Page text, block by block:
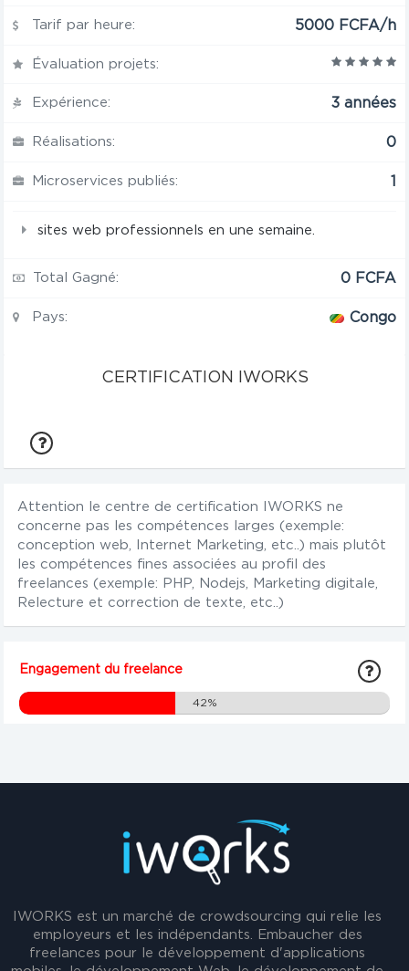
Tarif par heure: 5000 FCFA/h
Évaluation projets:
Expérience: 3 années
Réalisations: 0
Microservices publiés: 1
sites web professionnels en une semaine.
Total Gagné: 0 FCFA
Pays: Congo
CERTIFICATION IWORKS
Attention le centre de certification IWORKS ne
concerne pas les compétences larges (exemple:
conception web, Internet Marketing, etc..) mais plutôt
les compétences fines associées au profil des
freelances (exemple: PHP, Nodejs, Marketing digitale,
Relecture et correction de texte, etc..)
Engagement du freelance
42%
IWORKS est un marché de crowdsourcing qui relie les
employeurs et les indépendants. Embaucher des
freelances pour le développement d'applications